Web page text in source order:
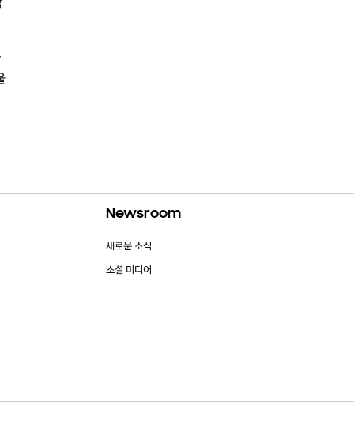
Newsroom
새로운 소식
소셜 미디어